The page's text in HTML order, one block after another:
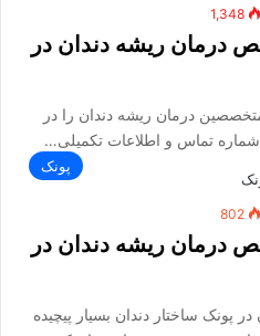
1,348
متخصص درمان ریشه دندان در
درمان ریشه دندان را در
تماس و اطلاعات تکمیلی…
پونک
802
متخصص درمان ریشه دندان در
پونک ساختار دندان بسیار پیچیده